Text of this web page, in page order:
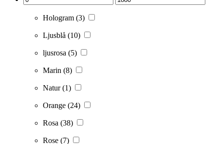
Hologram (3)
Ljusblå (10)
ljusrosa (5)
Marin (8)
Natur(1)
Orange (24)
Rosa (38)
Rose (7)